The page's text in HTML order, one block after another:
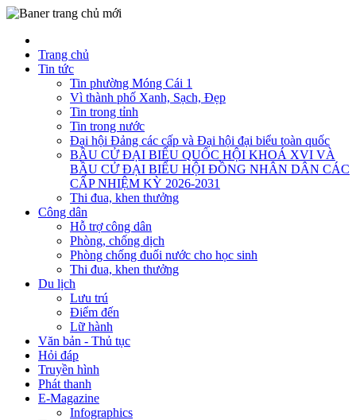
Trang chủ
Tin tức
Tin phường Móng Cái 1
Vì thành phố Xanh, Sạch, Đẹp
Tin trong tỉnh
Tin trong nước
Đại hội Đảng các cấp và Đại hội đại biểu toàn quốc
BẦU CỬ ĐẠI BIỂU QUỐC HỘI KHOÁ XVI VÀ
BẦU CỬ ĐẠI BIỂU HỘI ĐỒNG NHÂN DÂN CÁC
CẤP NHIỆM KỲ 2026-2031
Thi đua, khen thưởng
Công dân
Hỗ trợ công dân
Phòng, chống dịch
Phòng chống đuối nước cho học sinh
Thi đua, khen thưởng
Du lịch
Lưu trú
Điểm đến
Lữ hành
Văn bản - Thủ tục
Hỏi đáp
Truyền hình
Phát thanh
E-Magazine
Infographics